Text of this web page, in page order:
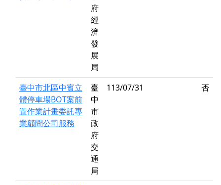
府
經
濟
發
展
局
臺中市北區中賓立
體停車場BOT案前
置作業計畫委託專
業顧問公司服務
臺
中
市
政
府
交
通
局
113/07/31 否